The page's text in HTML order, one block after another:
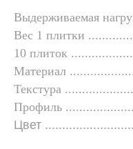
Выдерживаемая
Вес 1 плитки
10 плиток
Материал
Текстура
Профиль
Цвет
способом:
◊Наличный
◊Банковской